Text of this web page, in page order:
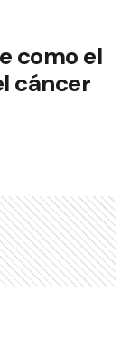
como el
cáncer